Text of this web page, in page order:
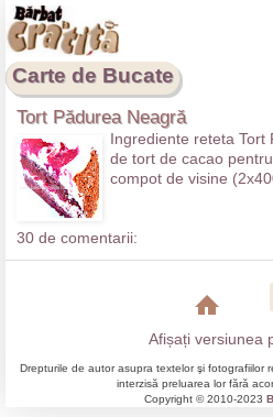
Carte de Bucate
Tort Pădurea Neagră
Ingrediente reteta Tort
de tort de cacao
compot de visine
30 de comentarii:
Afișați versiunea
Drepturile de autor asupra textelor şi fotografiilor
interzisă preluarea lor fără
Copyright © 2010-2023